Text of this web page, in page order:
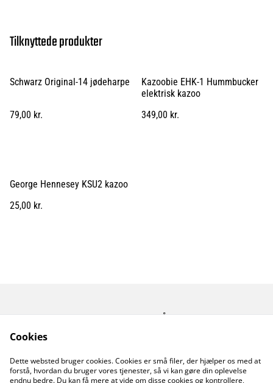
Tilknyttede produkter
Schwarz Original-14 jødeharpe
79,00 kr.
Kazoobie EHK-1 Hummbucker
elektrisk kazoo
349,00 kr.
George Hennesey KSU2 kazoo
25,00 kr.
Kontakt os
Åbningstider
Cookiepolitik
Cookies
Dette websted bruger cookies. Cookies er små filer, der hjælper os med at
forstå, hvordan du bruger vores tjenester, så vi kan gøre din oplevelse
endnu bedre. Du kan få mere at vide om disse cookies og kontrollere,